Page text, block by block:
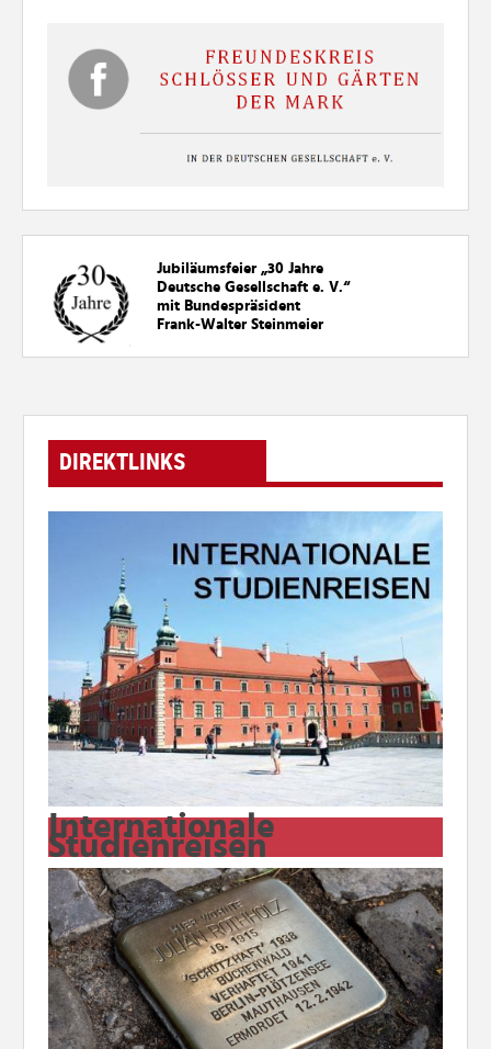
Jubiläumsfeier „30 Jahre
Deutsche Gesellschaft e. V.“
mit Bundespräsident
Frank-Walter Steinmeier
DIREKTLINKS
Internationale
Studienreisen